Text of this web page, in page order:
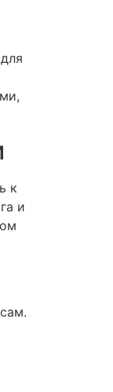
к
и